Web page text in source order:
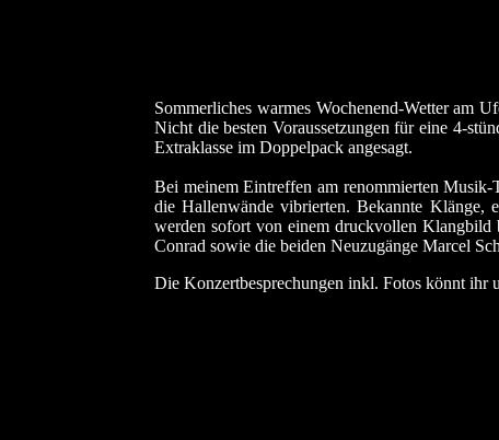
Sommerliches warmes Wochenend-Wetter am
Nicht die besten Voraussetzungen für eine 4-
Extraklasse im Doppelpack angesagt.
Bei meinem Eintreffen am renommierten
die Hallenwände vibrierten. Bekannte Klänge,
werden sofort von einem druckvollen Klangbild
Conrad sowie die beiden Neuzugänge Marcel
Die Konzertbesprechungen inkl. Fotos könnt ihr